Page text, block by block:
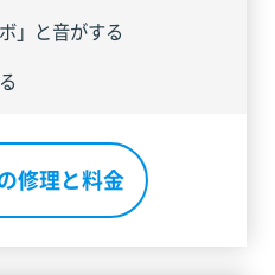
」と音がする
修理と料金